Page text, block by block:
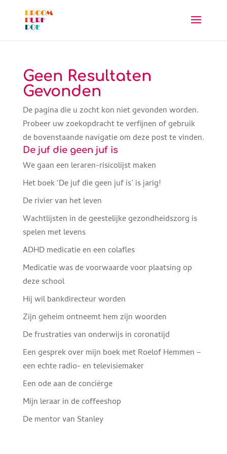
Geen Resultaten
Gevonden
De pagina die u zocht kon niet gevonden worden.
Probeer uw zoekopdracht te verfijnen of gebruik
de bovenstaande navigatie om deze post te vinden.
De juf die geen juf is
We gaan een leraren-risicolijst maken
Het boek ‘De juf die geen juf is’ is jarig!
De rivier van het leven
Wachtlijsten in de geestelijke gezondheidszorg is
spelen met levens
ADHD medicatie en een colafles
Medicatie was de voorwaarde voor plaatsing op
deze school
Hij wil bankdirecteur worden
Zijn geheim ontneemt hem zijn woorden
De frustraties van onderwijs in coronatijd
Een gesprek over mijn boek met Roelof Hemmen –
een echte radio- en televisiemaker
Een ode aan de conciërge
Mijn leraar in de coffeeshop
De mentor van Stanley